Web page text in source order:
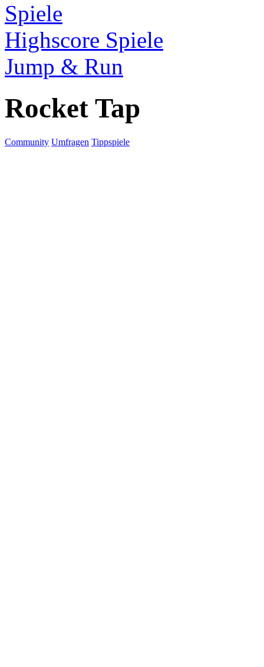
Spiele
Highscore Spiele
Jump & Run
Rocket Tap
Community Umfragen Tippspiele